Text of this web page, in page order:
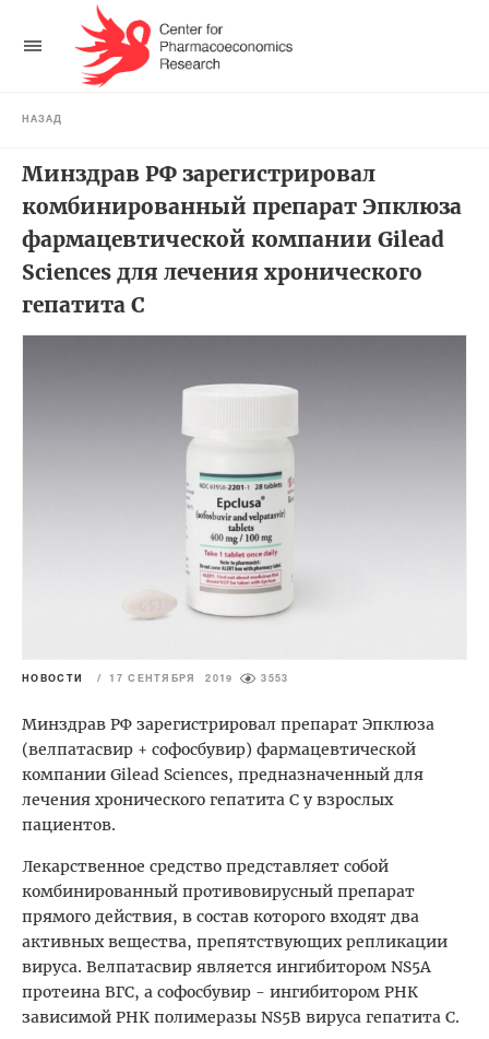
НАЗАД
Минздрав РФ зарегистрировал
комбинированный препарат Эпклюза
фармацевтической компании Gilead
Sciences для лечения хронического
гепатита С
НОВОСТИ / 17 СЕНТЯБРЯ 2019 3553
Минздрав РФ зарегистрировал препарат Эпклюза
(велпатасвир + софосбувир) фармацевтической
компании Gilead Sciences, предназначенный для
лечения хронического гепатита С у взрослых
пациентов.
Лекарственное средство представляет собой
комбинированный противовирусный препарат
прямого действия, в состав которого входят два
активных вещества, препятствующих репликации
вируса. Велпатасвир является ингибитором NS5A
протеина ВГС, а софосбувир - ингибитором РНК
зависимой РНК полимеразы NS5B вируса гепатита С.